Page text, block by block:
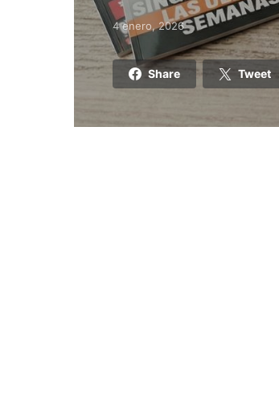
Posted on
4 enero, 2026
Share Tweet